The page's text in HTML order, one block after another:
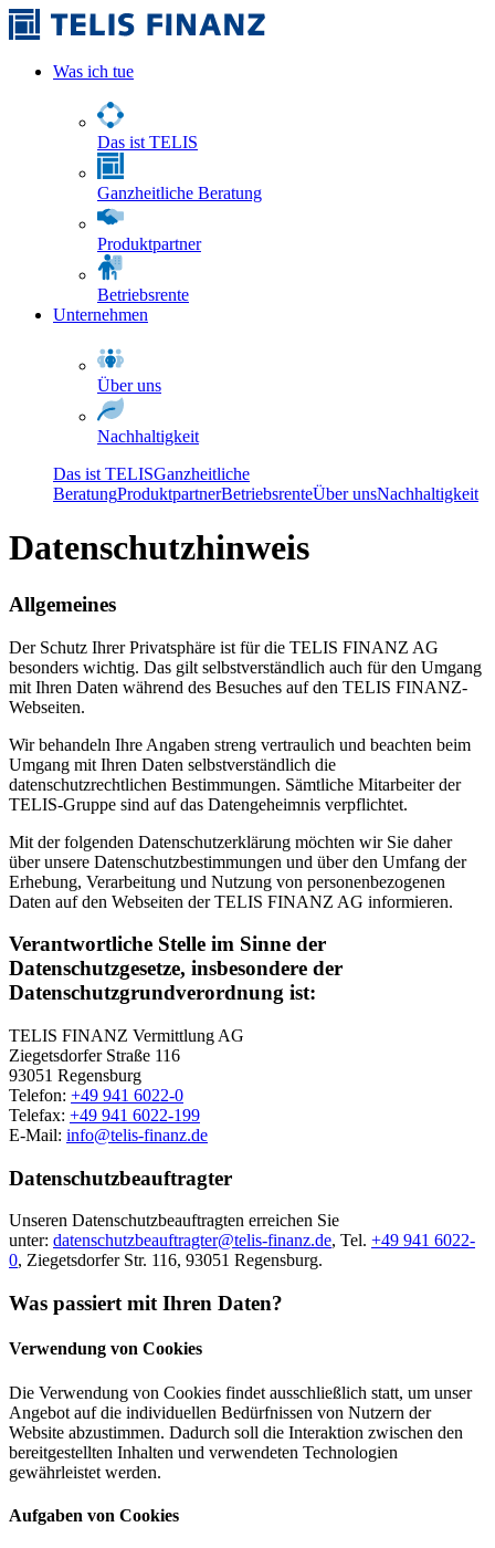
Was ich tue
Das ist TELIS
Ganzheitliche Beratung
Produktpartner
Betriebsrente
Unternehmen
Über uns
Nachhaltigkeit
Das ist TELISGanzheitliche
BeratungProduktpartnerBetriebsrenteÜber unsNachhaltigkeit
Datenschutzhinweis
Allgemeines
Der Schutz Ihrer Privatsphäre ist für die TELIS FINANZ AG
besonders wichtig. Das gilt selbstverständlich auch für den Umgang
mit Ihren Daten während des Besuches auf den TELIS FINANZ-
Webseiten.
Wir behandeln Ihre Angaben streng vertraulich und beachten beim
Umgang mit Ihren Daten selbstverständlich die
datenschutzrechtlichen Bestimmungen. Sämtliche Mitarbeiter der
TELIS-Gruppe sind auf das Datengeheimnis verpflichtet.
Mit der folgenden Datenschutzerklärung möchten wir Sie daher
über unsere Datenschutzbestimmungen und über den Umfang der
Erhebung, Verarbeitung und Nutzung von personenbezogenen
Daten auf den Webseiten der TELIS FINANZ AG informieren.
Verantwortliche Stelle im Sinne der
Datenschutzgesetze, insbesondere der
Datenschutzgrundverordnung ist:
TELIS FINANZ Vermittlung AG
Ziegetsdorfer Straße 116
93051 Regensburg
Telefon: +49 941 6022-0
Telefax: +49 941 6022-199
E-Mail: info@telis-finanz.de
Datenschutzbeauftragter
Unseren Datenschutzbeauftragten erreichen Sie
unter: datenschutzbeauftragter@telis-finanz.de, Tel. +49 941 6022-
0, Ziegetsdorfer Str. 116, 93051 Regensburg.
Was passiert mit Ihren Daten?
Verwendung von Cookies
Die Verwendung von Cookies findet ausschließlich statt, um unser
Angebot auf die individuellen Bedürfnissen von Nutzern der
Website abzustimmen. Dadurch soll die Interaktion zwischen den
bereitgestellten Inhalten und verwendeten Technologien
gewährleistet werden.
Aufgaben von Cookies